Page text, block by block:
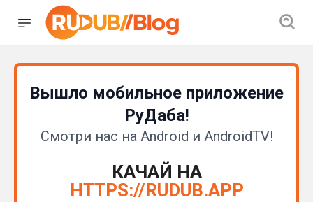
Вышло мобильное приложение
РуДаба!
Смотри нас на Android и AndroidTV!
КАЧАЙ НА
HTTPS://RUDUB.APP